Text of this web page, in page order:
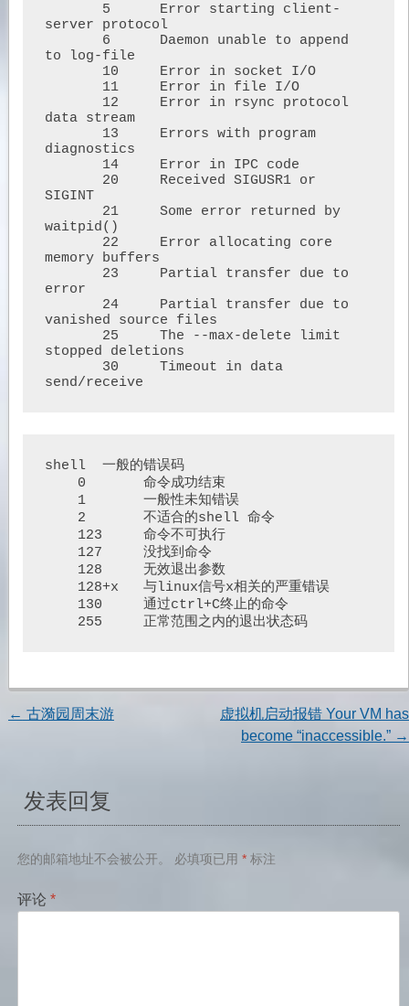
server protocol
to log-file
data stream
diagnostics
SIGINT
waitpid()
memory buffers
error
vanished source files
stopped deletions
send/receive
shell  一般的错误码
    255	    正常范围之内的退出状态码
文
导
航
← 古漪园周末游
虚拟机启动报错 Your VM has
become “inaccessible.” →
发表回复
您的邮箱地址不会被公开。 必填项已用 *标注
评论 *